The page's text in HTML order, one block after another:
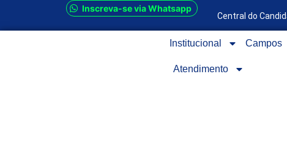
Inscreva-se via Whatsapp
Central do
Institucional Campos
Atendimento